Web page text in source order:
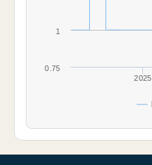
2025
1
0.75